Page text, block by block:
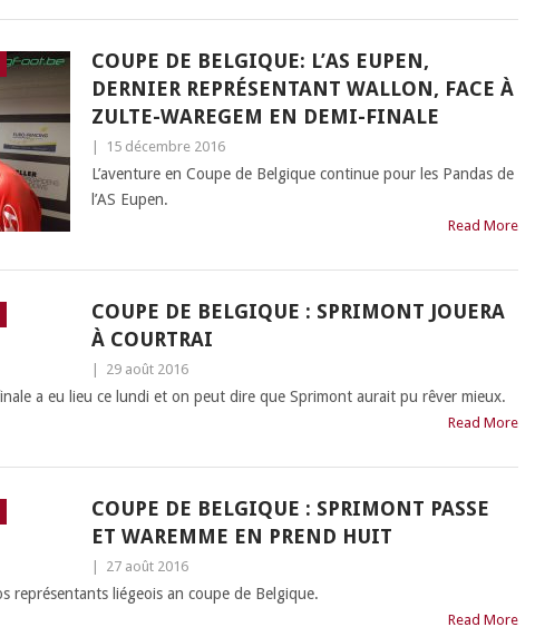
COUPE DE BELGIQUE: L’AS EUPEN,
DERNIER REPRÉSENTANT WALLON, FACE À
ZULTE-WAREGEM EN DEMI-FINALE
15 décembre 2016
L’aventure en Coupe de Belgique continue pour les Pandas de
l’AS Eupen.
Read More
COUPE DE BELGIQUE : SPRIMONT JOUERA
À COURTRAI
29 août 2016
a eu lieu ce lundi et on peut dire que Sprimont aurait pu rêver mieux.
Read More
COUPE DE BELGIQUE : SPRIMONT PASSE
ET WAREMME EN PREND HUIT
27 août 2016
représentants liégeois an coupe de Belgique.
Read More